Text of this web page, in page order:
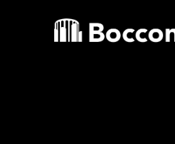
Bocconi shop